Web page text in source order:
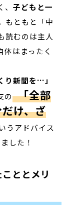
、子どもと一
もともと「中
読むのは主人
はまったく
り新聞を…」
の 「全部
け、ざ
うアドバイス
した！
ととメリ